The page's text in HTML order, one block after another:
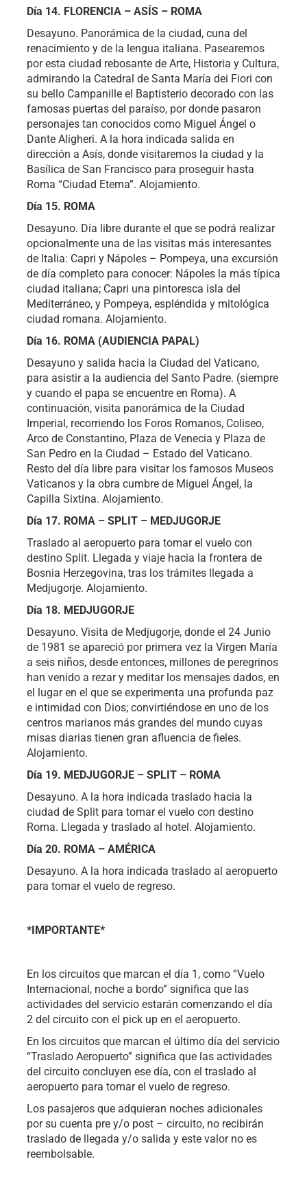
Día 14. FLORENCIA – ASÍS – ROMA
Desayuno. Panorámica de la ciudad, cuna del
renacimiento y de la lengua italiana. Pasearemos
por esta ciudad rebosante de Arte, Historia y Cultura,
admirando la Catedral de Santa María dei Fiori con
su bello Campanille el Baptisterio decorado con las
famosas puertas del paraíso, por donde pasaron
personajes tan conocidos como Miguel Ángel o
Dante Aligheri. A la hora indicada salida en
dirección a Asís, donde visitaremos la ciudad y la
Basílica de San Francisco para proseguir hasta
Roma Ciudad Eterna . Alojamiento.
Día 15. ROMA
Desayuno. Día libre durante el que se podrá realizar
opcionalmente una de las visitas más interesantes
de Italia: Capri y Nápoles – Pompeya, una excursión
de día completo para conocer: Nápoles la más típica
ciudad italiana; Capri una pintoresca isla del
Mediterráneo, y Pompeya, espléndida y mitológica
ciudad romana. Alojamiento.
Día 16. ROMA (AUDIENCIA PAPAL)
Desayuno y salida hacia la Ciudad del Vaticano,
para asistir a la audiencia del Santo Padre. (siempre
y cuando el papa se encuentre en Roma). A
continuación, visita panorámica de la Ciudad
Imperial, recorriendo los Foros Romanos, Coliseo,
Arco de Constantino, Plaza de Venecia y Plaza de
San Pedro en la Ciudad – Estado del Vaticano.
Resto del día libre para visitar los famosos Museos
Vaticanos y la obra cumbre de Miguel Ángel, la
Capilla Sixtina. Alojamiento.
Día 17. ROMA – SPLIT – MEDJUGORJE
Traslado al aeropuerto para tomar el vuelo con
destino Split. Llegada y viaje hacia la frontera de
Bosnia Herzegovina, tras los trámites llegada a
Medjugorje. Alojamiento.
Día 18. MEDJUGORJE
Desayuno. Visita de Medjugorje, donde el 24 Junio
de 1981 se apareció por primera vez la Virgen María
a seis niños, desde entonces, millones de peregrinos
han venido a rezar y meditar los mensajes dados, en
el lugar en el que se experimenta una profunda paz
e intimidad con Dios; convirtiéndose en uno de los
centros marianos más grandes del mundo cuyas
misas diarias tienen gran afluencia de fieles.
Alojamiento.
Día 19. MEDJUGORJE – SPLIT – ROMA
Desayuno. A la hora indicada traslado hacia la
ciudad de Split para tomar el vuelo con destino
Roma. Llegada y traslado al hotel. Alojamiento.
Día 20. ROMA – AMÉRICA
Desayuno. A la hora indicada traslado al aeropuerto
para tomar el vuelo de regreso.
*IMPORTANTE*
En los circuitos que marcan el día 1, como “Vuelo
Internacional, noche a bordo” significa que las
actividades del servicio estarán comenzando el día
2 del circuito con el pick up en el aeropuerto.
En los circuitos que marcan el último día del servicio
“Traslado Aeropuerto” significa que las actividades
del circuito concluyen ese día, con el traslado al
aeropuerto para tomar el vuelo de regreso.
Los pasajeros que adquieran noches adicionales
por su cuenta pre y/o post – circuito, no recibirán
traslado de llegada y/o salida y este valor no es
reembolsable.